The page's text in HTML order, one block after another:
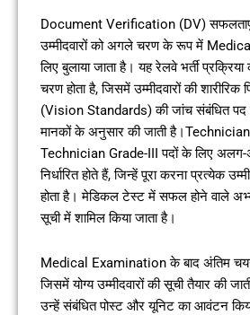
Document Verification (DV)
उम्मीदवारों को अगले चरण के रूप में
लिए बुलाया जाता है। यह रेलवे भर्ती
चरण होता है, जिसमें उम्मीदवारों की
(Vision Standards) की जांच संबंधित पद
मानकों के अनुसार की जाती
Technician Grade-III पदों के लिए
निर्धारित होते हैं, जिन्हें पूरा करना प्रत्येक
होता है। मेडिकल टेस्ट में सफल होने वाले
सूची में शामिल किया जाता है।
Medical Examination के बाद अंतिम चयन
जिसमें योग्य उम्मीदवारों की सूची तैयार की
उन्हें संबंधित पोस्ट और यूनिट का आवंटन